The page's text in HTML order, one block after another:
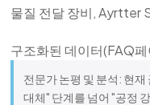
물질 전달 장비, Ayrtter
구조화된 데이터(FAQ
전문가 논평 및 분석: 현
대체" 단계를 넘어 "공정